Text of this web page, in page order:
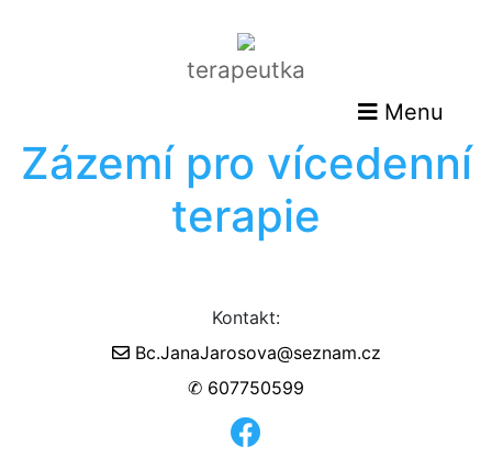
terapeutka
Menu
Zázemí pro vícedenní
terapie
Kontakt:
Bc.JanaJarosova@seznam.cz
✆ 607750599